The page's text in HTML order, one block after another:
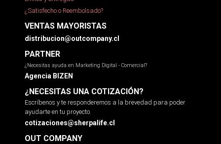
¿Satisfecho o Reembolsado?
VENTAS MAYORISTAS
distribucion@outcompany.cl
PARTNER
¿Necesitas ayuda en Marketing Digital - Comercial?
Agencia BIZEN
¿NECESITAS UNA COTIZACIÓN?
Escríbenos y te responderemos a la brevedad para poder
ayudarte en tu proyecto.
cotizaciones@sherpalife.cl
OUT COMPANY